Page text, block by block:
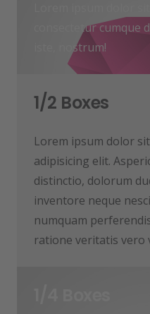
consectetur cumque
iste, nostrum!
1/2 Boxes
Lorem ipsum dolor
adipisicing elit.
distinctio, dolorum
inventore neque
numquam
ratione veritatis vero